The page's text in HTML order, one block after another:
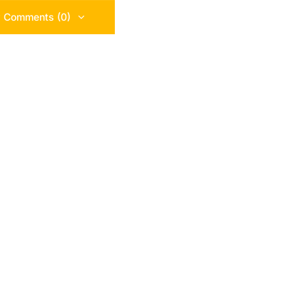
Comments (0)